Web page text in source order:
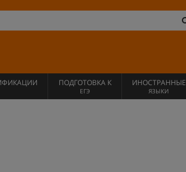
ПОДГОТОВКА К
ЕГЭ
ИНОСТРАННЫЕ
ЯЗЫКИ